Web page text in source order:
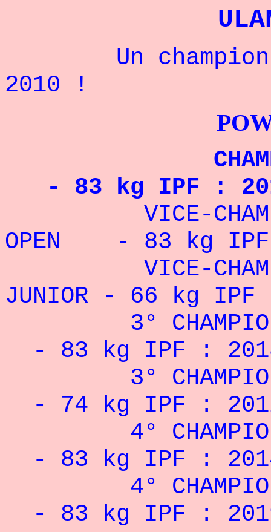
Un champion
2010 !
CHAMPION
- 83 kg IPF :
VICE-
OPEN - 83 kg
VICE-
JUNIOR - 66 kg
3°
- 83 kg IPF :
3°
- 74 kg IPF :
4°
- 83 kg IPF :
4°
- 83 kg IPF :